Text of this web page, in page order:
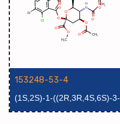
153248-53-4
(1S,2S)-1-((2R,3R,4S,6S)-3-
乙酰氨基-4-乙酰氧基-6-((1-